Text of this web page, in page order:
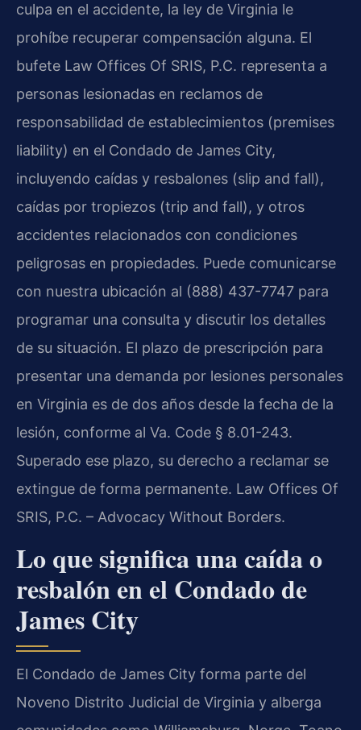
culpa en el accidente, la ley de Virginia le
prohíbe recuperar compensación alguna. El
bufete Law Offices Of SRIS, P.C. representa a
personas lesionadas en reclamos de
responsabilidad de establecimientos (premises
liability) en el Condado de James City,
incluyendo caídas y resbalones (slip and fall),
caídas por tropiezos (trip and fall), y otros
accidentes relacionados con condiciones
peligrosas en propiedades. Puede comunicarse
con nuestra ubicación al (888) 437-7747 para
programar una consulta y discutir los detalles
de su situación. El plazo de prescripción para
presentar una demanda por lesiones personales
en Virginia es de dos años desde la fecha de la
lesión, conforme al Va. Code § 8.01-243.
Superado ese plazo, su derecho a reclamar se
extingue de forma permanente. Law Offices Of
SRIS, P.C. – Advocacy Without Borders.
Lo que significa una caída o
resbalón en el Condado de
James City
El Condado de James City forma parte del
Noveno Distrito Judicial de Virginia y alberga